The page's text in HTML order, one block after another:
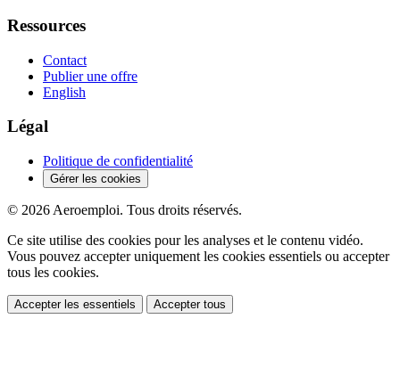
Ressources
Contact
Publier une offre
English
Légal
Politique de confidentialité
Gérer les cookies
© 2026 Aeroemploi. Tous droits réservés.
Ce site utilise des cookies pour les analyses et le contenu vidéo.
Vous pouvez accepter uniquement les cookies essentiels ou accepter
tous les cookies.
Accepter les essentiels Accepter tous